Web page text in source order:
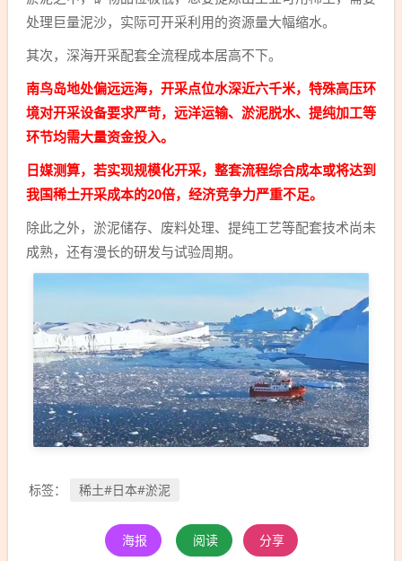
处理巨量泥沙，实际可开采利用的资源量大幅缩水。
其次，深海开采配套全流程成本居高不下。
南鸟岛地处偏远远海，开采点位水深近六千米，特殊高压环
境对开采设备要求严苛，远洋运输、淤泥脱水、提纯加工等
环节均需大量资金投入。
日媒测算，若实现规模化开采，整套流程综合成本或将达到
我国稀土开采成本的20倍，经济竞争力严重不足。
除此之外，淤泥储存、废料处理、提纯工艺等配套技术尚未
成熟，还有漫长的研发与试验周期。
标签： 稀土#日本#淤泥
海报 阅读 分享